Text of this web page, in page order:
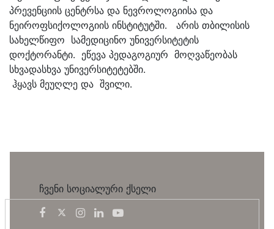
პრევენციის ცენტრსა და ნევროლოგიისა და
ნეიროფსიქოლოგიის ინსტიტუტში. არის თბილისის
სახელწიფო სამედიცინო უნივერსიტეტის
დოქტორანტი. ეწევა პედაგოგიურ მოღვაწეობას
სხვადასხვა უნივერსიტეტებში.
ჰყავს მეუღლე და შვილი.
ჩვენი სოციალური ქსელი